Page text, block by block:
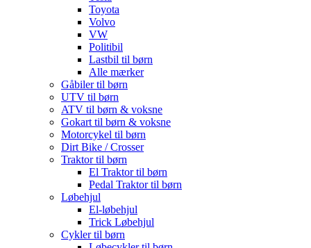
Toyota
Volvo
VW
Politibil
Lastbil til børn
Alle mærker
Gåbiler til børn
UTV til børn
ATV til børn & voksne
Gokart til børn & voksne
Motorcykel til børn
Dirt Bike / Crosser
Traktor til børn
El Traktor til børn
Pedal Traktor til børn
Løbehjul
El-løbehjul
Trick Løbehjul
Cykler til børn